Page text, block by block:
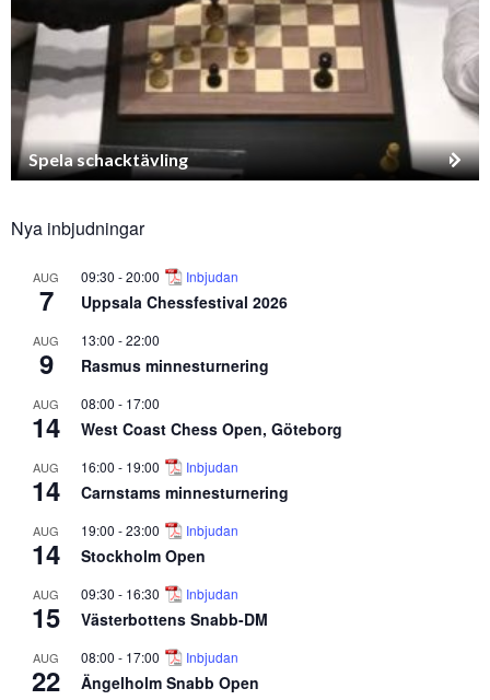
Spela schacktävling
Nya inbjudningar
AUG
7
09:30 -20:00 Inbjudan
Uppsala Chessfestival 2026
AUG
9
13:00 -22:00
Rasmus minnesturnering
AUG
14
08:00 - 17:00
West Coast Chess Open, Göteborg
AUG
14
16:00 - 19:00 Inbjudan
Carnstams minnesturnering
AUG
14
19:00 -23:00 Inbjudan
Stockholm Open
AUG
15
09:30 - 16:30 Inbjudan
Västerbottens Snabb-DM
AUG
22
08:00 - 17:00 Inbjudan
Ängelholm Snabb Open